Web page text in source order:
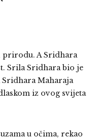
prirodu. A Sridhara
Srila Sridhara bio je
Sridhara Maharaja
iz ovog svijeta
u očima, rekao